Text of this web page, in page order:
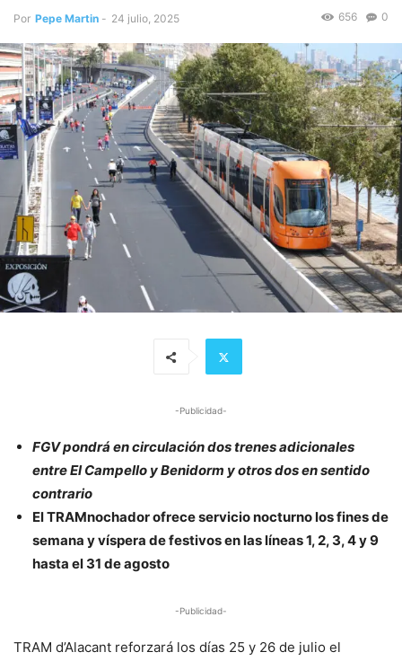
Por Pepe Martin - 24 julio, 2025 0
656
-Publicidad-
FGV pondrá en circulación dos trenes adicionales
entre El Campello y Benidorm y otros dos en sentido
contrario
El TRAMnochador ofrece servicio nocturno los fines de
semana y víspera de festivos en las líneas 1, 2, 3, 4 y 9
hasta el 31 de agosto
-Publicidad-
TRAM d’Alacant reforzará los días 25 y 26 de julio el